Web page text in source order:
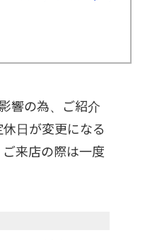
響の為、ご紹介
日が変更になる
来店の際は一度